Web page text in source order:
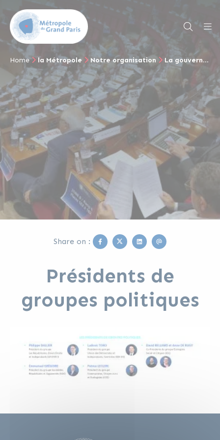
Home la Métropole Notre organisation La gouvernance
Share on : Facebook
TwitterLinkedinEmail
Présidents de
groupes politiques